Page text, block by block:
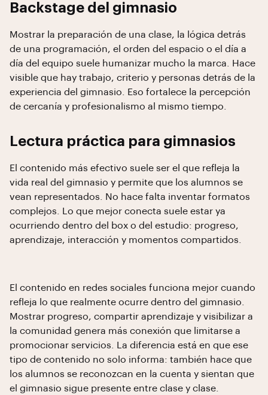
Backstage del gimnasio
Mostrar la preparación de una clase, la lógica detrás
de una programación, el orden del espacio o el día a
día del equipo suele humanizar mucho la marca. Hace
visible que hay trabajo, criterio y personas detrás de la
experiencia del gimnasio. Eso fortalece la percepción
de cercanía y profesionalismo al mismo tiempo.
Lectura práctica para gimnasios
El contenido más efectivo suele ser el que refleja la
vida real del gimnasio y permite que los alumnos se
vean representados. No hace falta inventar formatos
complejos. Lo que mejor conecta suele estar ya
ocurriendo dentro del box o del estudio: progreso,
aprendizaje, interacción y momentos compartidos.
El contenido en redes sociales funciona mejor cuando
refleja lo que realmente ocurre dentro del gimnasio.
Mostrar progreso, compartir aprendizaje y visibilizar a
la comunidad genera más conexión que limitarse a
promocionar servicios. La diferencia está en que ese
tipo de contenido no solo informa: también hace que
los alumnos se reconozcan en la cuenta y sientan que
el gimnasio sigue presente entre clase y clase.